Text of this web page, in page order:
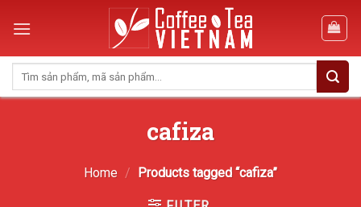
cafiza
Home / Products tagged “cafiza”